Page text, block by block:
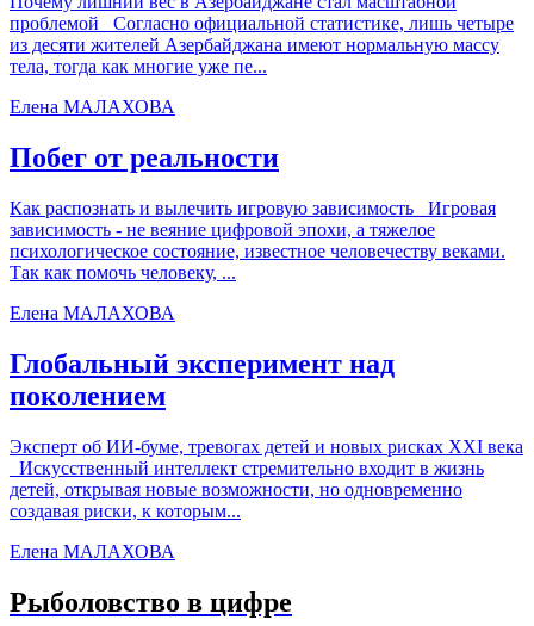
проблемой Согласно официальной статистике, лишь четыре
из десяти жителей Азербайджана имеют нормальную массу
тела, тогда как многие уже пе...
Елена МАЛАХОВА
Побег от реальности
Как распознать и вылечить игровую зависимость Игровая
зависимость - не веяние цифровой эпохи, а тяжелое
психологическое состояние, известное человечеству веками.
Так как помочь человеку, ...
Елена МАЛАХОВА
Глобальный эксперимент над
поколением
Эксперт об ИИ-буме, тревогах детей и новых рисках XXI века
Искусственный интеллект стремительно входит в жизнь
детей, открывая новые возможности, но одновременно
создавая риски, к которым...
Елена МАЛАХОВА
Рыболовство в цифре